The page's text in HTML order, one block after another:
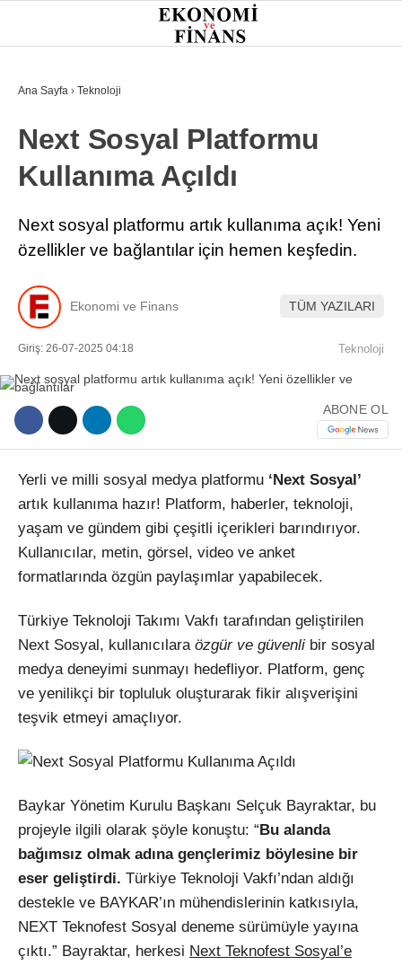
WhatsApp İhbar Hattı
Facebook
Youtube
27.1°
GÜNDEM
EKONOMI
FINANS
BORSA
KRIPTO
SEKTÖRLER
Ana Sayfa › Teknoloji
Next Sosyal Platformu
Kullanıma Açıldı
Next sosyal platformu artık kullanıma açık! Yeni
özellikler ve bağlantılar için hemen keşfedin.
Ekonomi ve Finans TÜM YAZILARI
Giriş: 26-07-2025 04:18 Teknoloji
ABONE OL
Yerli ve milli sosyal medya platformu ‘Next Sosyal’
artık kullanıma hazır! Platform, haberler, teknoloji,
yaşam ve gündem gibi çeşitli içerikleri barındırıyor.
Kullanıcılar, metin, görsel, video ve anket
formatlarında özgün paylaşımlar yapabilecek.
Türkiye Teknoloji Takımı Vakfı tarafından geliştirilen
Next Sosyal, kullanıcılara özgür ve güvenli bir sosyal
medya deneyimi sunmayı hedefliyor. Platform, genç
ve yenilikçi bir topluluk oluşturarak fikir alışverişini
teşvik etmeyi amaçlıyor.
Baykar Yönetim Kurulu Başkanı Selçuk Bayraktar, bu
projeyle ilgili olarak şöyle konuştu: “Bu alanda
bağımsız olmak adına gençlerimiz böylesine bir
eser geliştirdi. Türkiye Teknoloji Vakfı’ndan aldığı
destekle ve BAYKAR’ın mühendislerinin katkısıyla,
NEXT Teknofest Sosyal deneme sürümüyle yayına
çıktı.” Bayraktar, herkesi Next Teknofest Sosyal’e